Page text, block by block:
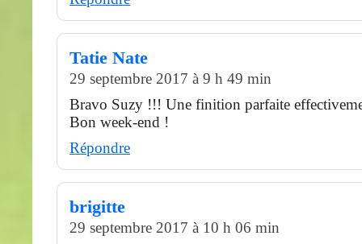
Tatie Nate
29 septembre 2017 à 9 h 49 min
Bravo Suzy !!! Une finition parfaite
Bon week-end !
Répondre
brigitte
29 septembre 2017 à 10 h 06 min